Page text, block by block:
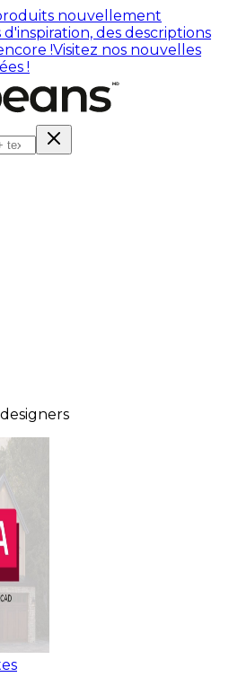
nouvellement
d'inspiration, des descriptions
!Visitez nos nouvelles
!